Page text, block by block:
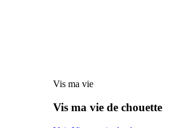
Vis ma vie
Vis ma vie de chouette